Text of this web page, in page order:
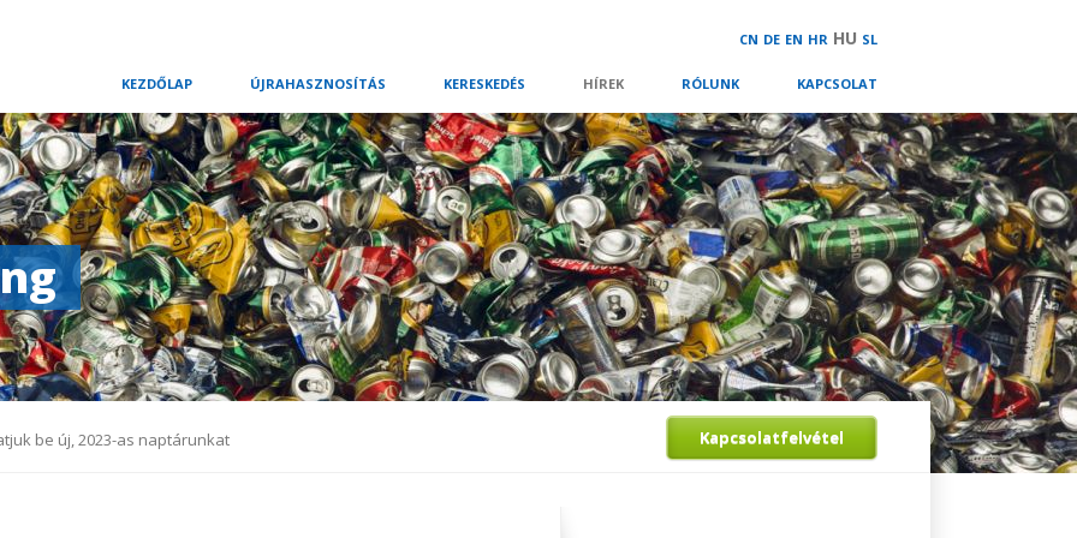
CN DE EN HR HU SL
navigation
KEZDŐLAP ÚJRAHASZNOSÍTÁS KERESKEDÉS HÍREK RÓLUNK KAPCSOLAT
be új, 2023-as naptárunkat Kapcsolatfelvétel